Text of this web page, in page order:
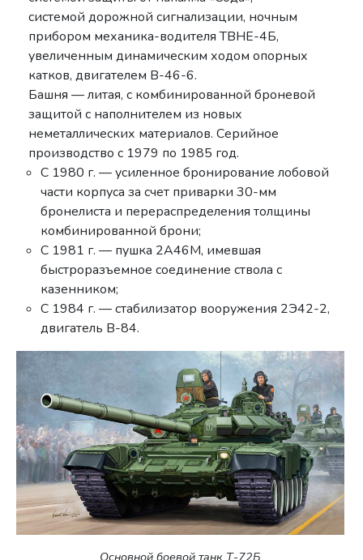
системой дорожной сигнализации, ночным
прибором механика-водителя ТВНЕ-4Б,
увеличенным динамическим ходом опорных
катков, двигателем В-46-6.
Башня — литая, с комбинированной броневой
защитой с наполнителем из новых
неметаллических материалов. Серийное
производство с 1979 по 1985 год.
С 1980 г. — усиленное бронирование лобовой
части корпуса за счет приварки 30-мм
бронелиста и перераспределения толщины
комбинированной брони;
С 1981 г. — пушка 2А46М, имевшая
быстроразъемное соединение ствола с
казенником;
С 1984 г. — стабилизатор вооружения 2Э42-2,
двигатель В-84.
Основной боевой танк Т-72Б